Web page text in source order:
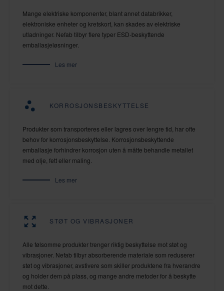
Mange elektriske komponenter, blant annet databrikker,
elektroniske enheter og kretskort, kan skades av elektriske
utladninger. Nefab tilbyr flere typer ESD-beskyttende
emballasjeløsninger.
Les mer
KORROSJONSBESKYTTELSE
Produkter som transporteres eller lagres over lengre tid, har ofte
behov for korrosjonsbeskyttelse. Korrosjonsbeskyttende
emballasje forhindrer korrosjon uten å måtte behandle metallet
med olje, fett eller maling.
Les mer
STØT OG VIBRASJONER
Alle følsomme produkter trenger riktig beskyttelse mot støt og
vibrasjoner. Nefab tilbyr absorberende materiale som reduserer
støt og vibrasjoner, avstivere som skiller produktene fra hverandre
og holder dem på plass, og mange andre metoder for å beskytte
mot dette.